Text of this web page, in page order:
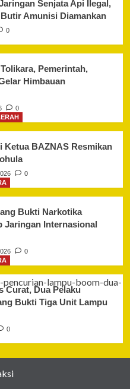
Senjata Api Ilegal,
Amunisi Diamankan
0
Pemerintah,
Himbauan
0
BAZNAS Resmikan
0
Bukti Narkotika
Jaringan Internasional
0
Curat, Dua Pelaku
Bukti Tiga Unit Lampu
0